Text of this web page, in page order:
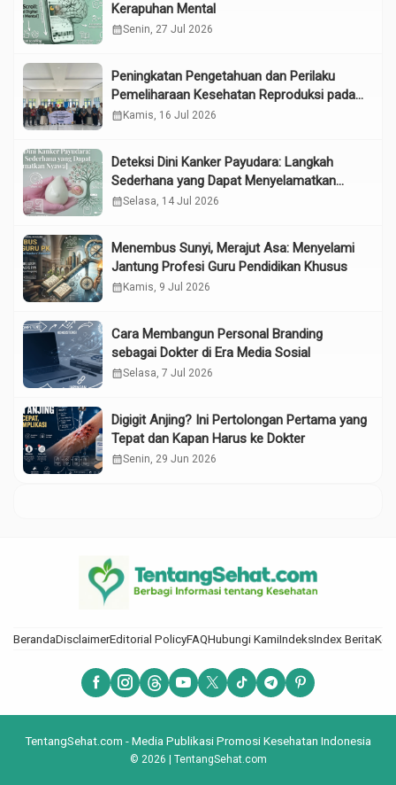
Kerapuhan Mental
calendar_monthSenin, 27 Jul 2026
Peningkatan Pengetahuan dan Perilaku
Pemeliharaan Kesehatan Reproduksi pada
Lansia melalui Edukasi dan Konseling di
calendar_month Kamis, 16 Jul 2026
Deteksi Dini Kanker Payudara: Langkah
Sederhana yang Dapat Menyelamatkan
Nyawa
calendar_monthSelasa, 14 Jul 2026
Menembus Sunyi, Merajut Asa: Menyelami
Jantung Profesi Guru Pendidikan Khusus
calendar_month Kamis, 9 Jul 2026
Cara Membangun Personal Branding
sebagai Dokter di Era Media Sosial
calendar_monthSelasa, 7 Jul 2026
Digigit Anjing? Ini Pertolongan Pertama yang
Tepat dan Kapan Harus ke Dokter
calendar_monthSenin, 29 Jun 2026
BerandaDisclaimerEditorial PolicyFAQHubungi KamiIndeksIndex Berita
TentangSehat.com - Media Publikasi Promosi Kesehatan Indonesia
© 2026 | TentangSehat.com